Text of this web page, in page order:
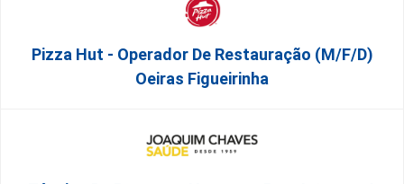
Pizza Hut - Operador De Restauração (m/f/d)
Oeiras Figueirinha